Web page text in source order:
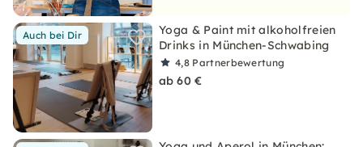
Auch bei Dir
Yoga & Paint mit alkoholfreien
Drinks in München-Schwabing
4,8 Partnerbewertung
ab 60 €